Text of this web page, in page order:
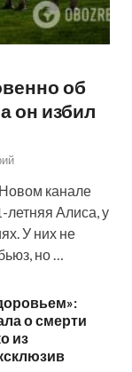
об
он избил
канале
летняя Алиса, у
У них не
но …
о смерти
из